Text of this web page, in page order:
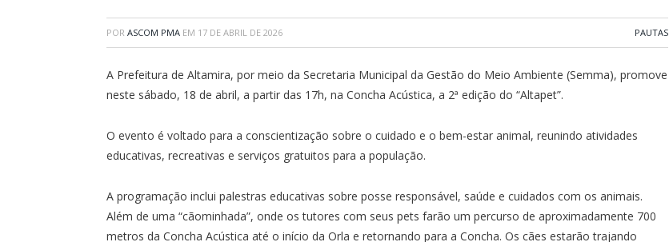
POR ASCOM PMA EM 17 DE ABRIL DE 2026 PAUTAS
A Prefeitura de Altamira, por meio da Secretaria Municipal da Gestão do Meio Ambiente (Semma), promove
neste sábado, 18 de abril, a partir das 17h, na Concha Acústica, a 2ª edição do “Altapet”.
O evento é voltado para a conscientização sobre o cuidado e o bem-estar animal, reunindo atividades
educativas, recreativas e serviços gratuitos para a população.
A programação inclui palestras educativas sobre posse responsável, saúde e cuidados com os animais.
Além de uma “cãominhada”, onde os tutores com seus pets farão um percurso de aproximadamente 700
metros da Concha Acústica até o início da Orla e retornando para a Concha. Os cães estarão trajando